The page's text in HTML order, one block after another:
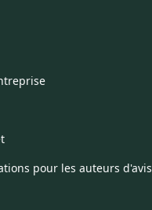
pour les auteurs d'avis